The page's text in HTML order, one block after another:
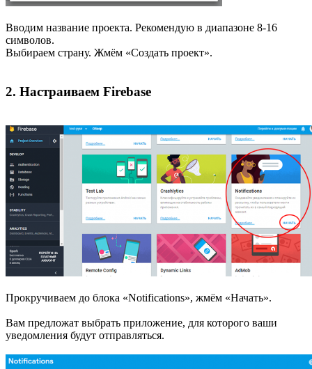
Вводим название проекта. Рекомендую в диапазоне 8-16
символов.
Выбираем страну. Жмём «Создать проект».
2. Настраиваем Firebase
Прокручиваем до блока «Notifications», жмём «Начать».
Вам предложат выбрать приложение, для которого ваши
уведомления будут отправляться.